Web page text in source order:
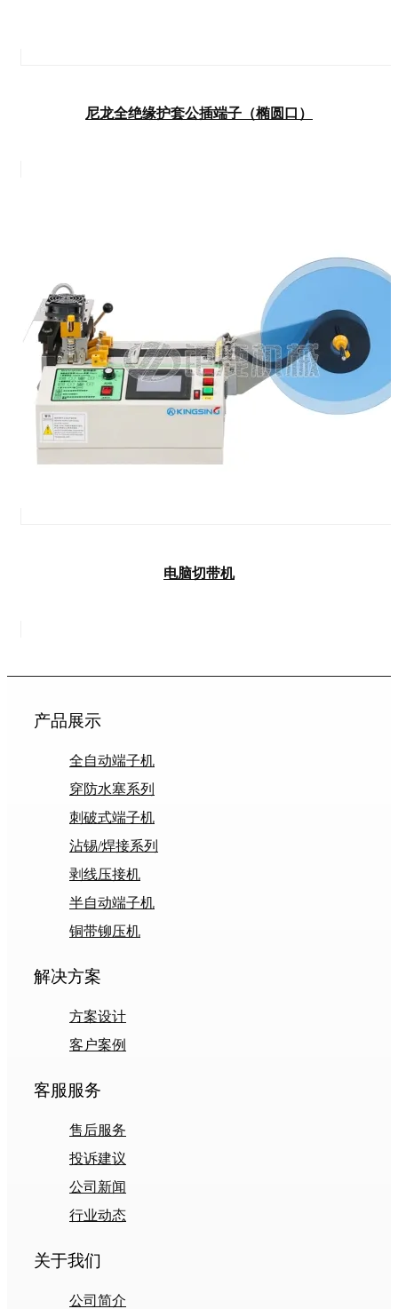
尼龙全绝缘护套公插端子（椭圆口）
电脑切带机
产品展示
全自动端子机
穿防水塞系列
刺破式端子机
沾锡/焊接系列
剥线压接机
半自动端子机
铜带铆压机
解决方案
方案设计
客户案例
客服服务
售后服务
投诉建议
公司新闻
行业动态
关于我们
公司简介